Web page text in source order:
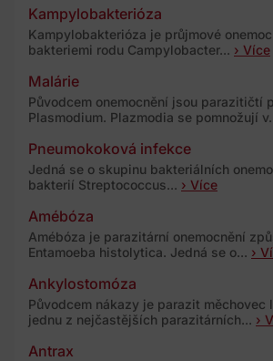
Kampylobakterióza
Kampylobakterióza je průjmové
bakteriemi rodu Campylobacter... › Více
Malárie
Původcem onemocnění jsou parazitičtí
Plasmodium. Plazmodia se pomnožují
Pneumokoková infekce
Jedná se o skupinu bakteriálních
bakterií Streptococcus... › Více
Amébóza
Amébóza je parazitární onemocnění
Entamoeba histolytica. Jedná se o... ›
Ankylostomóza
Původcem nákazy je parazit měchovec
jednu z nejčastějších parazitárních... ›
Antrax